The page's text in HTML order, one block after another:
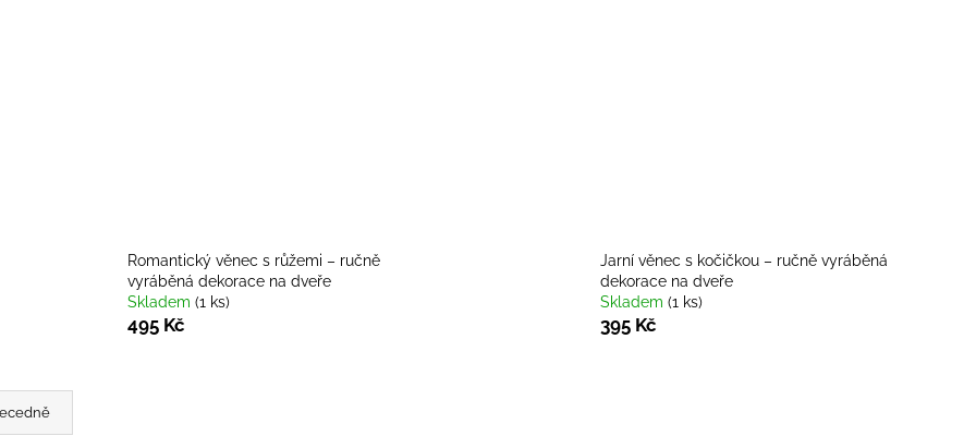
Romantický věnec s růžemi – ručně
vyráběná dekorace na dveře
Skladem (1 ks)
495 Kč
Jarní věnec s kočičkou – ručně vyráběná
dekorace na dveře
Skladem(1 ks)
395 Kč